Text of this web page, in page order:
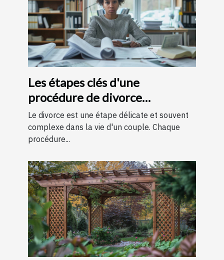
Les étapes clés d'une
procédure de divorce
expliquées simplement
Le divorce est une étape délicate et souvent
complexe dans la vie d'un couple. Chaque
procédure...